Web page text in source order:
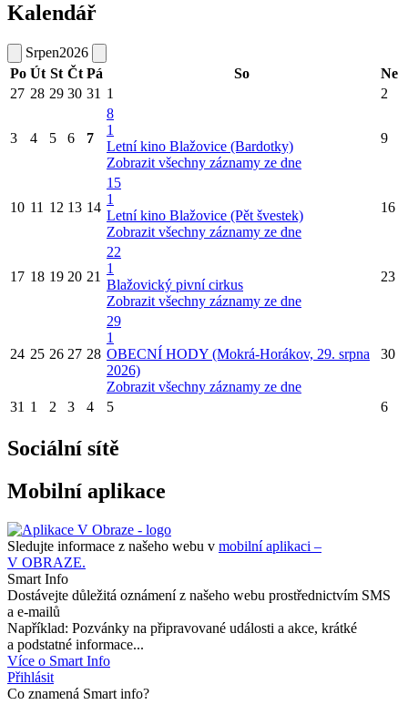
Kalendář
Srpen2026
Po Út St Čt Pá So
Ne
27 28 29 30 31 1 2
3 4 5 6 7
8
1
Letní kino Blažovice (Bardotky)
Zobrazit všechny záznamy ze dne
9
10 11 12 13 14
15
1
Letní kino Blažovice (Pět švestek)
Zobrazit všechny záznamy ze dne
16
17 18 19 20 21
22
1
Blažovický pivní cirkus
Zobrazit všechny záznamy ze dne
23
24 25 26 27 28
29
1
OBECNÍ HODY (Mokrá-Horákov, 29. srpna
2026)
Zobrazit všechny záznamy ze dne
30
31 1 2 3 4 5 6
Sociální sítě
Mobilní aplikace
Sledujte informace z našeho webu v mobilní aplikaci –
V OBRAZE.
Smart Info
Dostávejte důležitá oznámení z našeho webu prostřednictvím SMS
a e-mailů
Například: Pozvánky na připravované události a akce, krátké
a podstatné informace...
Více o Smart Info
Přihlásit
Co znamená Smart info?